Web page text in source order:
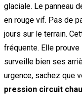
glaciale. Le panneau
en rouge vif. Pas de
jours sur le terrain.
fréquente. Elle
surveille bien ses
urgence, sachez que
pression circuit